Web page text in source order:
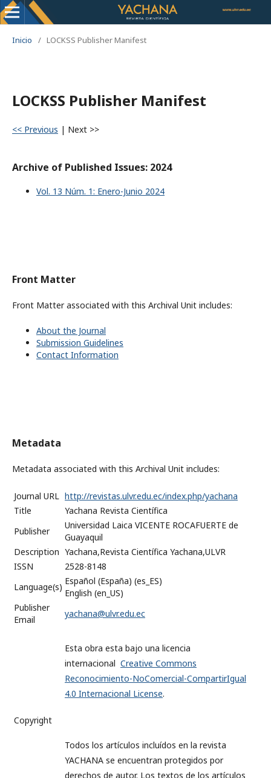
Inicio / LOCKSS Publisher Manifest
LOCKSS Publisher Manifest
<< Previous | Next >>
Archive of Published Issues: 2024
Vol. 13 Núm. 1: Enero-Junio 2024
Front Matter
Front Matter associated with this Archival Unit includes:
About the Journal
Submission Guidelines
Contact Information
Metadata
Metadata associated with this Archival Unit includes:
Journal URL http://revistas.ulvr.edu.ec/index.php/yachana
Title
Yachana Revista Científica
Publisher
Universidad Laica VICENTE ROCAFUERTE de
Guayaquil
Description Yachana,Revista Científica Yachana,ULVR
ISSN
2528-8148
Language(s)
Español (España) (es_ES)
English (en_US)
Publisher
Email
yachana@ulvr.edu.ec
Copyright
Esta obra esta bajo una licencia
internacional Creative Commons
Reconocimiento-NoComercial-CompartirIgual
4.0 Internacional License.
Todos los artículos incluídos en la revista
YACHANA se encuentran protegidos por
derechos de autor. Los textos de los artículos